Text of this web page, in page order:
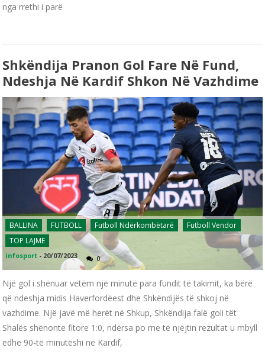
nga rrethi i parë
Shkëndija Pranon Gol Fare Në Fund,
Ndeshja Në Kardif Shkon Në Vazhdime
BALLINA FUTBOLL Futboll Ndërkombëtarë
Futboll Vendor
TOP LAJME
infosport - 20/07/2023 0
Një gol i shënuar vetëm një minutë para fundit të takimit, ka bërë
që ndeshja midis Haverfordëest dhe Shkëndijës të shkoj në
vazhdime. Një javë më herët në Shkup, Shkëndija falë goli tët
Shalës shënonte fitore 1:0, ndërsa po me të njëjtin rezultat u mbyll
edhe 90-të minutëshi në Kardif,